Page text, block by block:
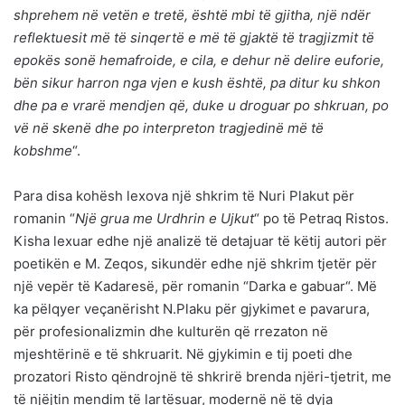
shprehem në vetën e tretë, është mbi të gjitha, një ndër
reflektuesit më të sinqertë e më të gjaktë të tragjizmit të
epokës sonë hemafroide, e cila, e dehur në delire euforie,
bën sikur harron nga vjen e kush është, pa ditur ku shkon
dhe pa e vrarë mendjen që, duke u droguar po shkruan, po
vë në skenë dhe po interpreton tragjedinë më të
kobshme“.
Para disa kohësh lexova një shkrim të Nuri Plakut për
romanin “Një grua me Urdhrin e Ujkut“ po të Petraq Ristos.
Kisha lexuar edhe një analizë të detajuar të këtij autori për
poetikën e M. Zeqos, sikundër edhe një shkrim tjetër për
një vepër të Kadaresë, për romanin “Darka e gabuar“. Më
ka pëlqyer veçanërisht N.Plaku për gjykimet e pavarura,
për profesionalizmin dhe kulturën që rrezaton në
mjeshtërinë e të shkruarit. Në gjykimin e tij poeti dhe
prozatori Risto qëndrojnë të shkrirë brenda njëri-tjetrit, me
të njëjtin mendim të lartësuar, modernë në të dyja